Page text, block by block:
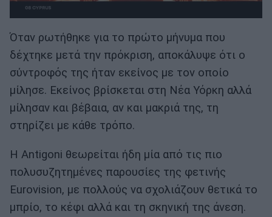
Όταν ρωτήθηκε για το πρώτο μήνυμα που
δέχτηκε μετά την πρόκριση, αποκάλυψε ότι ο
σύντροφός της ήταν εκείνος με τον οποίο
μίλησε. Εκείνος βρίσκεται στη Νέα Υόρκη αλλά
μίλησαν και βέβαια, αν και μακριά της, τη
στηρίζει με κάθε τρόπο.
Η Antigoni θεωρείται ήδη μία από τις πιο
πολυσυζητημένες παρουσίες της φετινής
Eurovision, με πολλούς να σχολιάζουν θετικά το
μπρίο, το κέφι αλλά και τη σκηνική της άνεση.